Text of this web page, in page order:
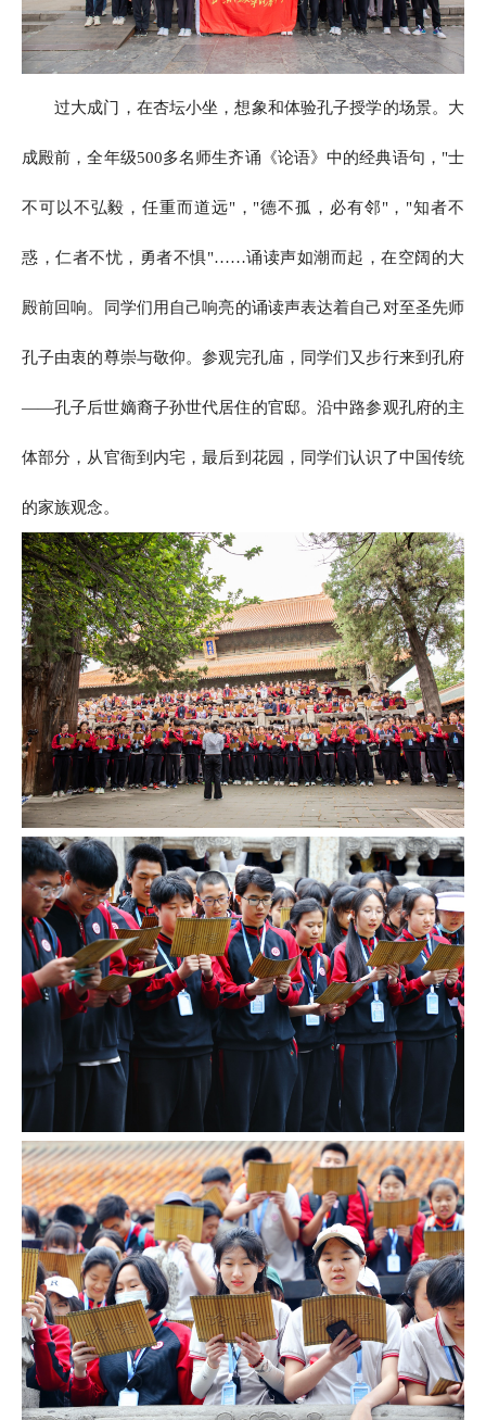
过大成门，在杏坛小坐，想象和体验孔子授学的场景。大
成殿前，全年级500多名师生齐诵《论语》中的经典语句，"士
不可以不弘毅，任重而道远"，"德不孤，必有邻"，"知者不
惑，仁者不忧，勇者不惧"……诵读声如潮而起，在空阔的大
殿前回响。同学们用自己响亮的诵读声表达着自己对至圣先师
孔子由衷的尊崇与敬仰。参观完孔庙，同学们又步行来到孔府
——孔子后世嫡裔子孙世代居住的官邸。沿中路参观孔府的主
体部分，从官衙到内宅，最后到花园，同学们认识了中国传统
的家族观念。